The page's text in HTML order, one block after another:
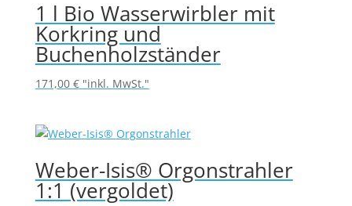
1 l Bio Wasserwirbler mit
Korkring und
Buchenholzständer
171,00 € "inkl. MwSt."
Weber-Isis® Orgonstrahler
1:1 (vergoldet)